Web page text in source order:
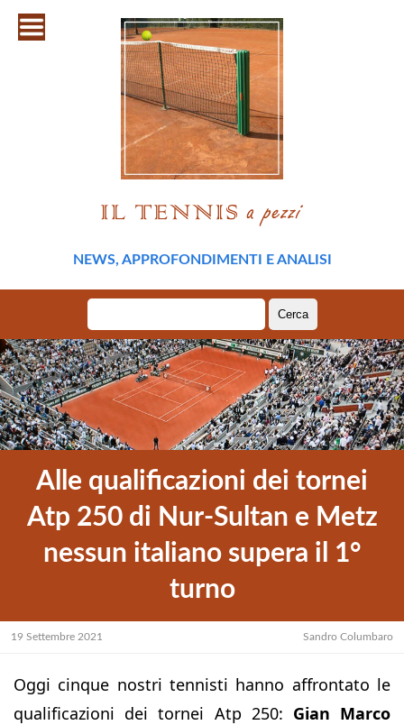
NEWS, APPROFONDIMENTI E ANALISI
per:
Alle qualificazioni dei tornei
Atp 250 di Nur-Sultan e Metz
nessun italiano supera il 1°
turno
19 Settembre 2021 Sandro Columbaro
Oggi cinque nostri tennisti hanno affrontato le
qualificazioni dei tornei Atp 250: Gian Marco